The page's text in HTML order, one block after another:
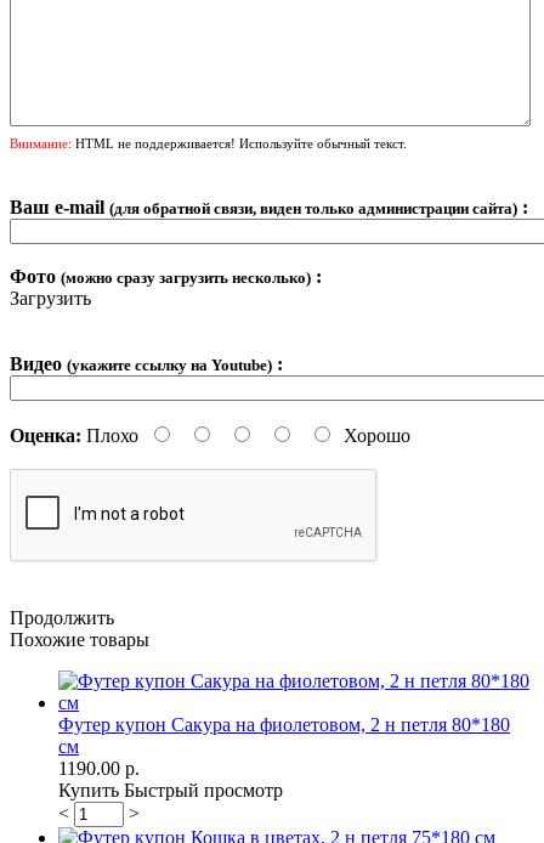
Внимание: HTML не поддерживается! Используйте обычный текст.
Ваш e-mail (для обратной связи, виден только администрации сайта) :
Фото (можно сразу загрузить несколько) :
Загрузить
Видео (укажите ссылку на Youtube) :
Оценка: Плохо Хорошо
Продолжить
Похожие товары
Футер купон Сакура на фиолетовом, 2 н петля 80*180
см
1190.00 р.
Купить Быстрый просмотр
<
>